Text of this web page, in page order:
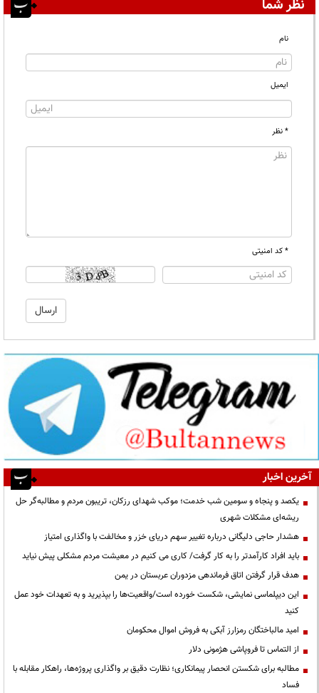
نظر شما
نام
ایمیل
* نظر
* کد امنیتی
آخرین اخبار
یکصد و پنجاه و سومین شب خدمت؛ موکب شهدای رزکان، تریبون مردم و مطالبه‌گر حل
ریشه‌ای مشکلات شهری
هشدار حاجی دلیگانی درباره تغییر سهم دریای خزر و مخالفت با واگذاری امتیاز
باید افراد کارآمدتر را به کار گرفت/ کاری می کنیم در معیشت مردم مشکلی پیش نیاید
هدف قرار گرفتن اتاق‌ فرماندهی مزدوران عربستان در یمن
این دیپلماسی نمایشی، شکست خورده است/واقعیت‌ها را بپذیرید و به تعهدات خود عمل
کنید
امید مالباختگان رمزارز آبکی به فروش اموال محکومان
از التماس تا فروپاشی هژمونی دلار
مطالبه برای شکستن انحصار پیمانکاری؛ نظارت دقیق بر واگذاری پروژه‌ها، راهکار مقابله با
فساد